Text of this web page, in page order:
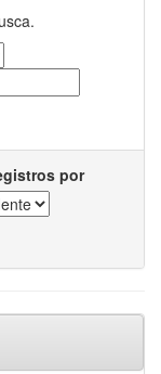
por